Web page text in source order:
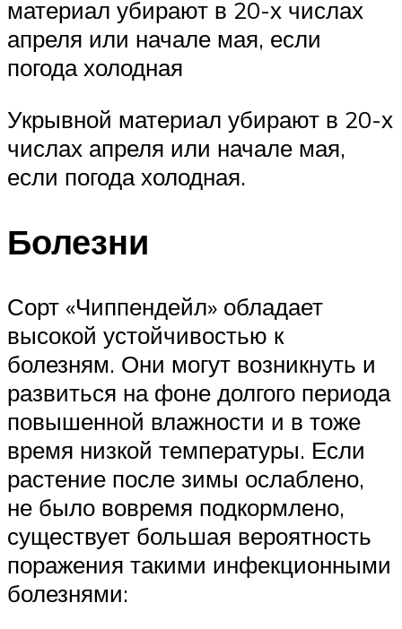
материал убирают в 20-х числах
апреля или начале мая, если
погода холодная
Укрывной материал убирают в 20-х
числах апреля или начале мая,
если погода холодная.
Болезни
Сорт «Чиппендейл» обладает
высокой устойчивостью к
болезням. Они могут возникнуть и
развиться на фоне долгого периода
повышенной влажности и в тоже
время низкой температуры. Если
растение после зимы ослаблено,
не было вовремя подкормлено,
существует большая вероятность
поражения такими инфекционными
болезнями: